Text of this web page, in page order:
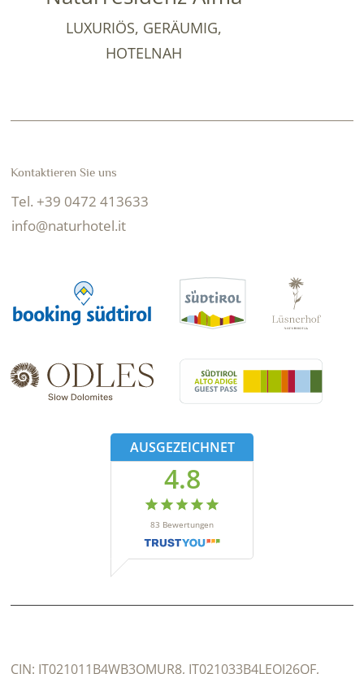
LUXURIÖS, GERÄUMIG,
HOTELNAH
Kontaktieren Sie uns
Tel. +39 0472 413633
info@naturhotel.it
AUSGEZEICHNET
4.8
83 Bewertungen
CIN: IT021011B4WB3OMUR8, IT021033B4LEOJ26QF,